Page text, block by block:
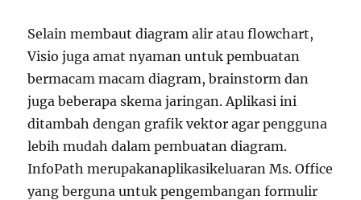
Selain membaut diagram alir atau flowchart,
Visio juga amat nyaman untuk pembuatan
bermacam macam diagram, brainstorm dan
juga beberapa skema jaringan. Aplikasi ini
ditambah dengan grafik vektor agar pengguna
lebih mudah dalam pembuatan diagram.
InfoPath merupakanaplikasikeluaran Ms. Office
yang berguna untuk pengembangan formulir